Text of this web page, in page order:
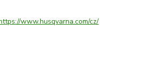
www.husqvarna.com/cz/